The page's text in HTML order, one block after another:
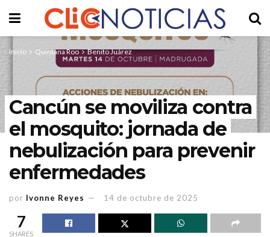
Inicio Quintana Roo Benito Juárez
Cancún se moviliza contra
el mosquito: jornada de
nebulización para prevenir
enfermedades
por Ivonne Reyes 14 de octubre de 2025
7
SHARES